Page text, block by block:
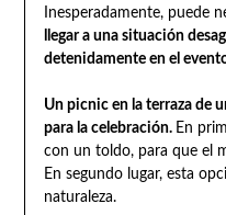
Inesperadamente, puede
llegar a una situación
detenidamente en el
Un picnic en la terraza de
para la celebración. En
con un toldo, para que el
En segundo lugar, esta
naturaleza.